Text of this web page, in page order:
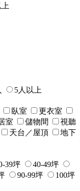
5人以上
臥室
更衣室
室 儲物間
視聽
天台／屋頂
地下
39坪
40-49坪
90-99坪
100坪